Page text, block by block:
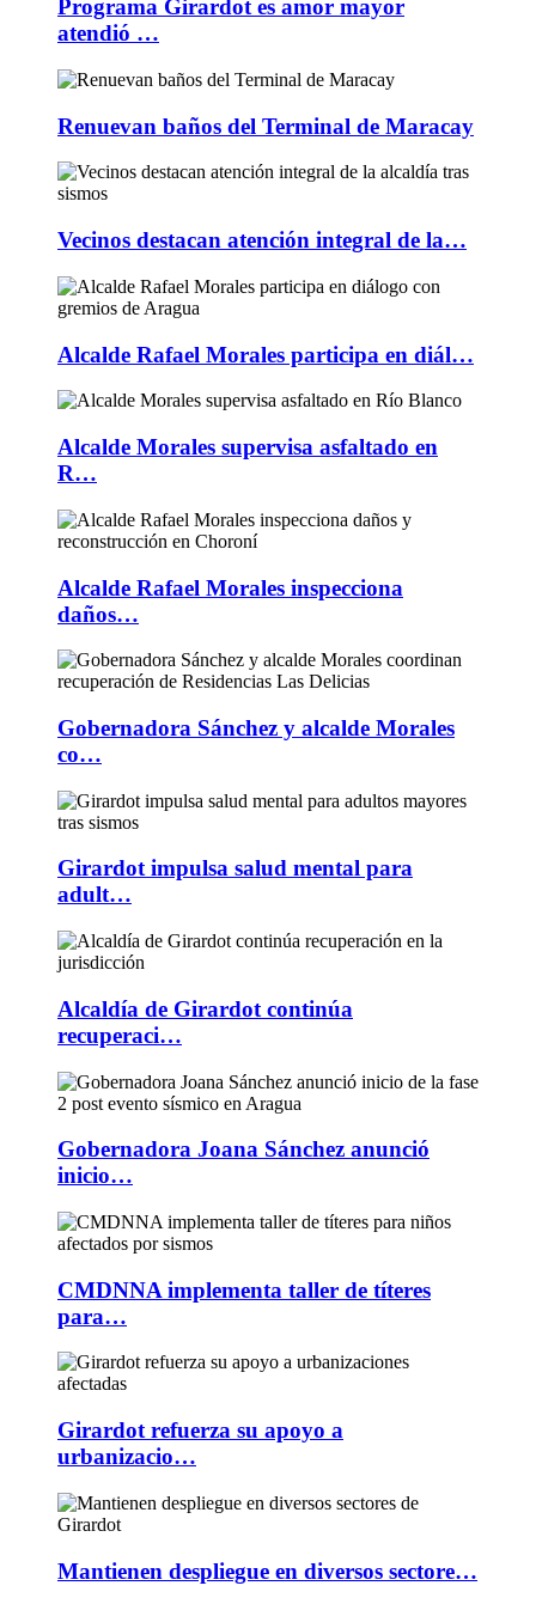
Programa Girardot es amor mayor
atendió …
Renuevan baños del Terminal de Maracay
Vecinos destacan atención integral de la…
Alcalde Rafael Morales participa en diál…
Alcalde Morales supervisa asfaltado en
R…
Alcalde Rafael Morales inspecciona
daños…
Gobernadora Sánchez y alcalde Morales
co…
Girardot impulsa salud mental para
adult…
Alcaldía de Girardot continúa
recuperaci…
Gobernadora Joana Sánchez anunció
inicio…
CMDNNA implementa taller de títeres
para…
Girardot refuerza su apoyo a
urbanizacio…
Mantienen despliegue en diversos sectore…